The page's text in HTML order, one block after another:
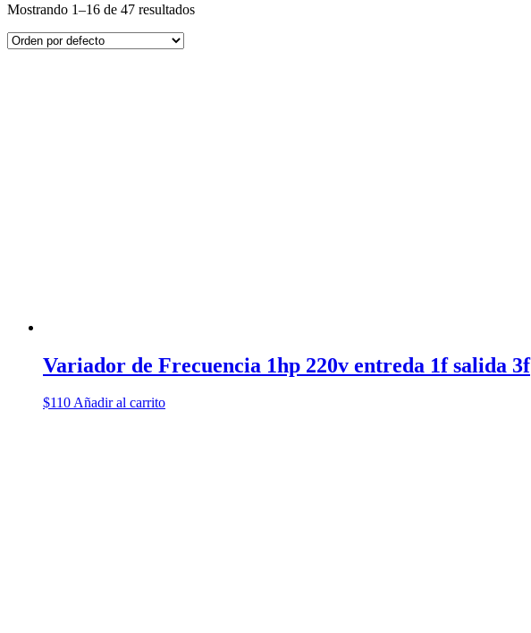
Mostrando 1–16 de 47 resultados
Variador de Frecuencia 1hp 220v entreda 1f salida 3f
$110Añadir al carrito